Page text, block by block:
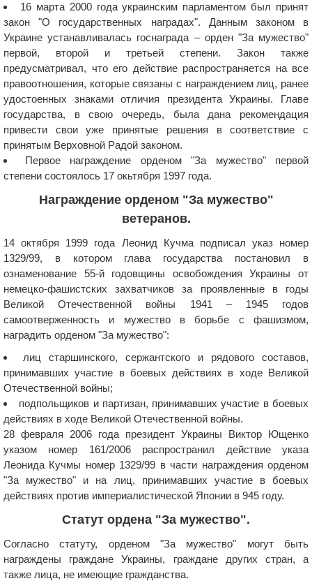
16 марта 2000 года украинским парламентом был принят
закон "О государственных наградах". Данным законом в
Украине устанавливалась госнаграда – орден "За мужество"
первой, второй и третьей степени. Закон также
предусматривал, что его действие распространяется на все
правоотношения, которые связаны с награждением лиц, ранее
удостоенных знаками отличия президента Украины. Главе
государства, в свою очередь, была дана рекомендация
привести свои уже принятые решения в соответствие с
принятым Верховной Радой законом.
Первое награждение орденом "За мужество" первой
степени состоялось 17 окьтября 1997 года.
Награждение орденом "За мужество"
ветеранов.
14 октября 1999 года Леонид Кучма подписал указ номер
1329/99, в котором глава государства постановил в
ознаменование 55-й годовщины освобождения Украины от
немецко-фашистских захватчиков за проявленные в годы
Великой Отечественной войны 1941 – 1945 годов
самоотверженность и мужество в борьбе с фашизмом,
наградить орденом "За мужество":
лиц старшинского, сержантского и рядового составов,
принимавших участие в боевых действиях в ходе Великой
Отечественной войны;
подпольщиков и партизан, принимавших участие в боевых
действиях в ходе Великой Отечественной войны.
28 февраля 2006 года президент Украины Виктор Ющенко
указом номер 161/2006 распространил действие указа
Леонида Кучмы номер 1329/99 в части награждения орденом
"За мужество" и на лиц, принимавших участие в боевых
действиях против империалистической Японии в 945 году.
Статут ордена "За мужество".
Согласно статуту, орденом "За мужество" могут быть
награждены граждане Украины, граждане других стран, а
также лица, не имеющие гражданства.